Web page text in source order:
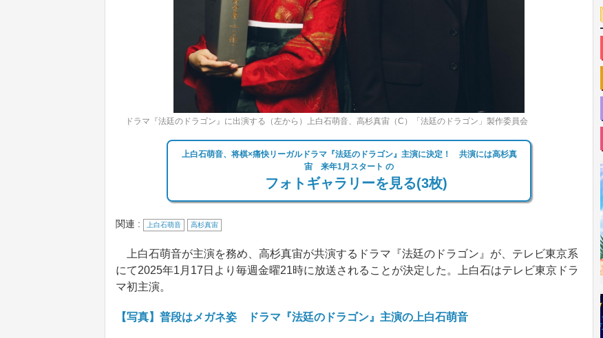
ドラマ『法廷のドラゴン』に出演する（左から）上白石萌音、高杉真宙（C）「法廷のドラゴン」製作委員会
上白石萌音、将棋×痛快リーガルドラマ『法廷のドラゴン』主演に決定！ 共演には高杉真
宙 来年1月スタート の
フォトギャラリーを見る(3枚)
関連 : 上白石萌音 高杉真宙
上白石萌音が主演を務め、高杉真宙が共演するドラマ『法廷のドラゴン』が、テレビ東京系
にて2025年1月17日より毎週金曜21時に放送されることが決定した。上白石はテレビ東京ドラ
マ初主演。
【写真】普段はメガネ姿 ドラマ『法廷のドラゴン』主演の上白石萌音